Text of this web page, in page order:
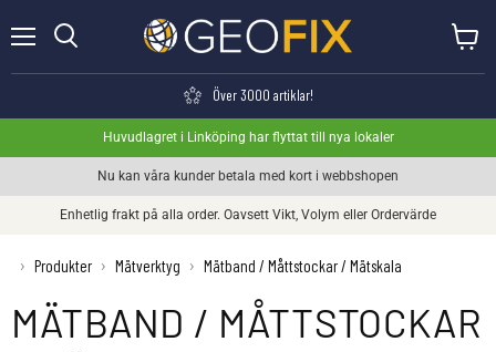
Över 3000 artiklar!
Huvudlagret i Linköping har flyttat till nya lokaler
Nu kan våra kunder betala med kort i webbshopen
Enhetlig frakt på alla order. Oavsett Vikt, Volym eller Ordervärde
› Produkter › Mätverktyg › Mätband / Måttstockar / Mätskala
MÄTBAND / MÅTTSTOCKAR